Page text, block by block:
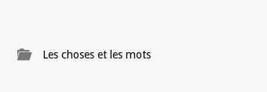
Les choses et les mots